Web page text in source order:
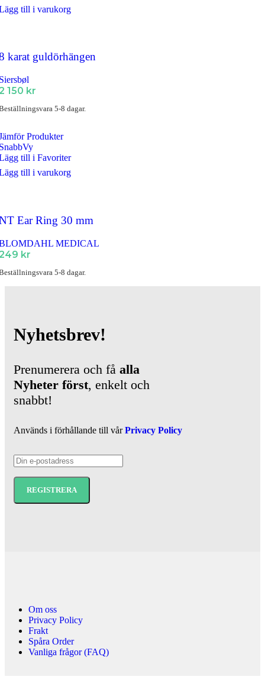
till i varukorg
karat guldörhängen
150 kr
5-8 dagar.
Produkter
till i Favoriter
till i varukorg
Ear Ring 30 mm
MEDICAL
kr
5-8 dagar.
Nyhetsbrev!
Prenumerera och få alla
Nyheter först, enkelt och
snabbt!
Används i förhållande till vårPrivacy Policy
Om oss
Privacy Policy
Frakt
Spåra Order
Vanliga frågor (FAQ)